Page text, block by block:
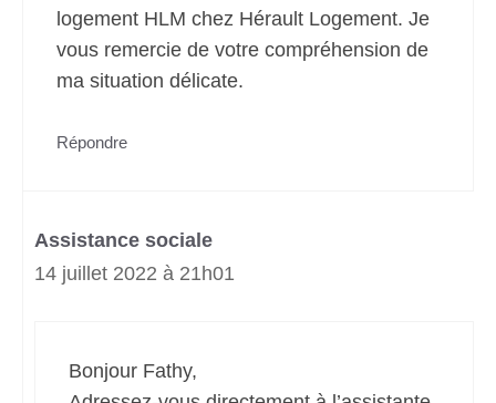
logement HLM chez Hérault Logement. Je
vous remercie de votre compréhension de
ma situation délicate.
Répondre
Assistance sociale
14 juillet 2022 à 21h01
Bonjour Fathy,